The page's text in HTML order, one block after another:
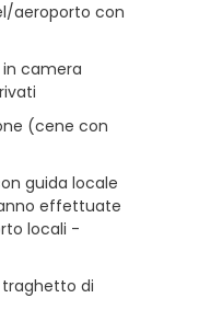
aeroporto con
camera
(cene con
guida locale
effettuate
locali -
di